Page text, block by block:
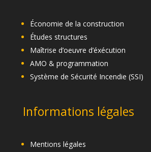
Économie de la construction
Études structures
Maîtrise d’oeuvre d’éxécution
AMO & programmation
Système de Sécurité Incendie (SSI)
Informations légales
Mentions légales